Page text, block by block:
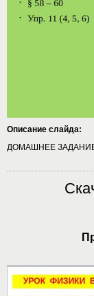
Описание слайда:
ДОМАШНЕЕ ЗАДАНИЕ